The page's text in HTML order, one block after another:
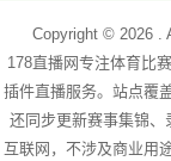
Copyright © 2026 .
178直播网专注体育比
插件直播服务。站点覆
还同步更新赛事集锦、
互联网，不涉及商业用